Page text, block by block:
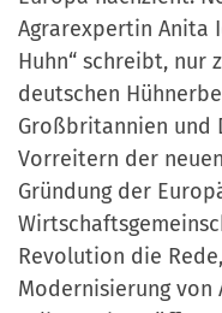
Agrarexpertin Anita
Huhn“ schreibt, nur
deutschen
Großbritannien und
Vorreitern der
Gründung der
Revolution die
Modernisierung von